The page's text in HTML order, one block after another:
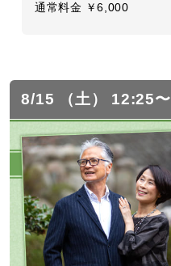
通常料金 ￥6,000
8/15 （土） 12:25〜